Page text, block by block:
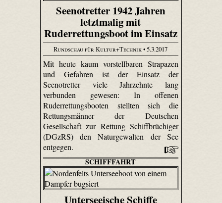
Seenotretter 1942 Jahren
letztmalig mit
Ruderrettungsboot im Einsatz
Rundschau für Kultur+Technik• 5.3.2017
Mit heute kaum vorstellbaren Strapazen
und Gefahren ist der Einsatz der
Seenotretter viele Jahrzehnte lang
verbunden gewesen: In offenen
Ruderrettungsbooten stellten sich die
Rettungsmänner der Deutschen
Gesellschaft zur Rettung Schiffbrüchiger
(DGzRS) den Naturgewalten der See
entgegen.
SCHIFFFAHRT
Unterseeische Schiffe